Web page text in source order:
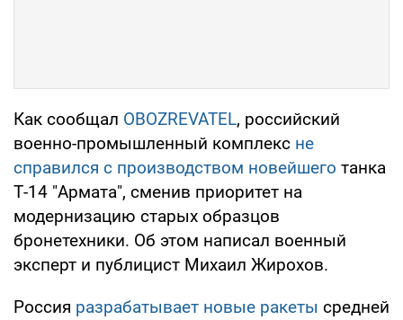
Как сообщал OBOZREVATEL, российский
военно-промышленный комплекс не
справился с производством новейшего танка
Т-14 "Армата", сменив приоритет на
модернизацию старых образцов
бронетехники. Об этом написал военный
эксперт и публицист Михаил Жирохов.
Россия разрабатывает новые ракеты средней